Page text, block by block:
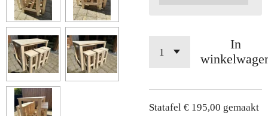
In
Statafel € 195,00 gemaakt